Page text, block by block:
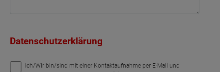
Datenschutzerklärung
Ich/Wir bin/sind mit einer Kontaktaufnahme per E-Mail und